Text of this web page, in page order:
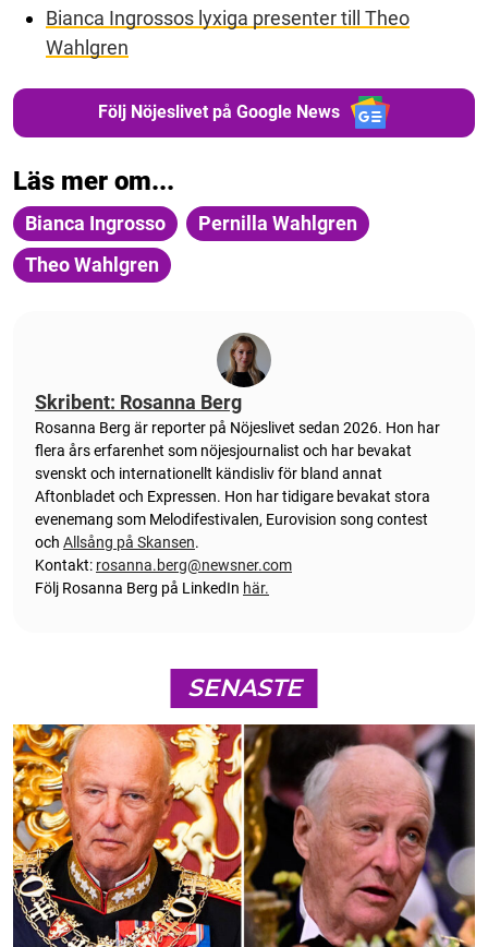
Bianca Ingrossos lyxiga presenter till Theo
Wahlgren
Följ Nöjeslivet på Google News
Läs mer om...
Bianca Ingrosso
Pernilla Wahlgren
Theo Wahlgren
Skribent: Rosanna Berg
Rosanna Berg är reporter på Nöjeslivet sedan 2026. Hon har
flera års erfarenhet som nöjesjournalist och har bevakat
svenskt och internationellt kändisliv för bland annat
Aftonbladet och Expressen. Hon har tidigare bevakat stora
evenemang som Melodifestivalen, Eurovision song contest
och Allsång på Skansen.
Kontakt: rosanna.berg@newsner.com
Följ Rosanna Berg på LinkedIn här.
SENASTE